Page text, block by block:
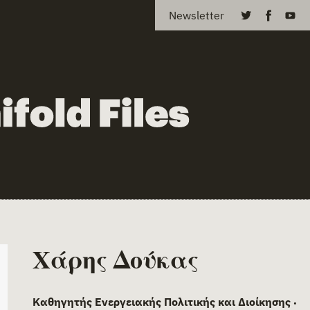
Newsletter
Χάρης Δούκας
Καθηγητής Ενεργειακής Πολιτικής και Διοίκησης •